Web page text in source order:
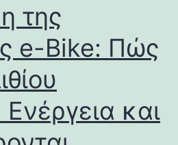
της
e-Bike: Πώς
και